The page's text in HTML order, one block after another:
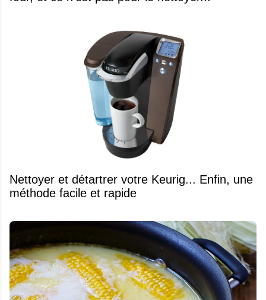
Nettoyer et détartrer votre Keurig... Enfin, une
méthode facile et rapide